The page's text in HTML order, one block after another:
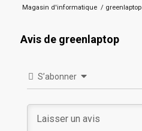
Magasin d'informatique / greenlaptop
Avis de greenlaptop
S’abonner